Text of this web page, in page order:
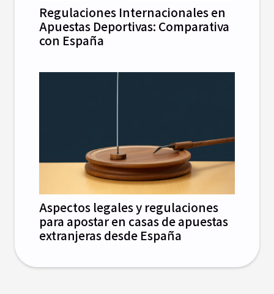
Regulaciones Internacionales en
Apuestas Deportivas: Comparativa
con España
Aspectos legales y regulaciones
para apostar en casas de apuestas
extranjeras desde España